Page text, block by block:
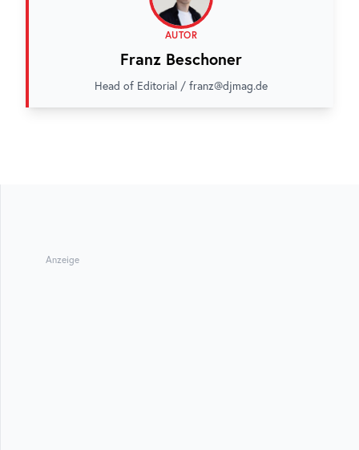
AUTOR
Franz Beschoner
Head of Editorial / franz@djmag.de
Anzeige